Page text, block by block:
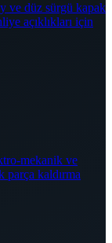
ve düz sürgü kapak
açıklıkları için
mekanik ve
parça kaldırma